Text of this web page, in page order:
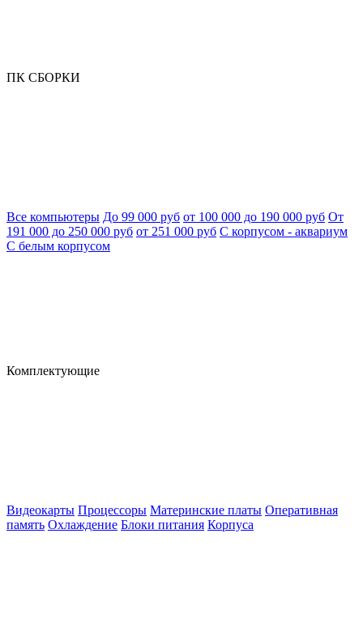
ПК СБОРКИ
Все компьютеры До 99 000 руб от 100 000 до 190 000 руб От
191 000 до 250 000 руб от 251 000 руб С корпусом - аквариум
С белым корпусом
Комплектующие
Видеокарты Процессоры Материнские платы Оперативная
память Охлаждение Блоки питания Корпуса